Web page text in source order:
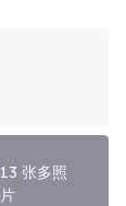
13 张多照
片